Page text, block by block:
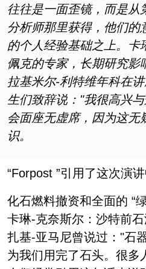
往往是一面歪镜，而是从
分析师那里获得，他们的
的个人经验基础之上。卡
佩克的专家，长期研究影
拉基米尔-利特维年科在
生们致辞说："我很高兴
会面座无虚席，因为这无
识。
“Forpost ”引用了这次演
化石燃料撤资和全面的 “
卡琳-克奈斯尔：沙特前
扎基-亚马尼曾说过："石
为我们用完了石头。很多